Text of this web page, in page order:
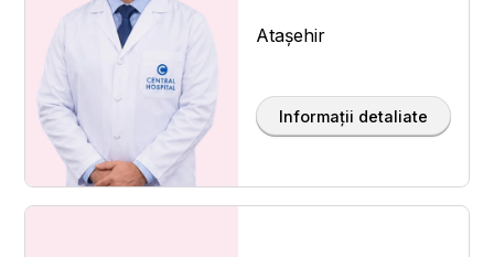
Ataşehir
Informații detaliate